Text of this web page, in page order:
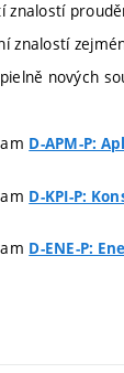
znalostí
znalostí
nových
D-APM-P:
D-KPI-P:
D-ENE-P: